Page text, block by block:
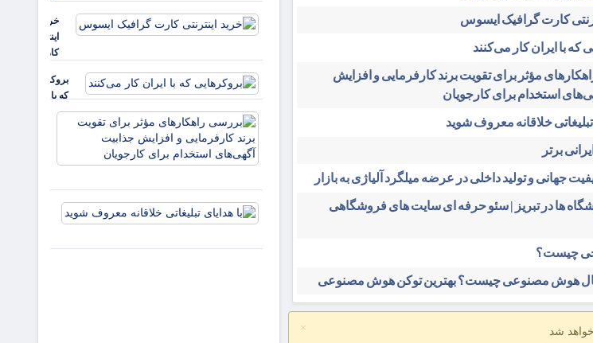
کارت گرافیک ایسوس
که با ایران کار می‌کنند
مؤثر برای تقویت برند کارفرمایی و افزایش
استخدام برای کارجویان
تبلیغاتی خلاقانه معروف شوید
جهانی و تولید داخلی در عرضه میلگرد آلیاژی به بازار
ها در تبریز | سئو حرفه ای سایت های فروشگاهی
چیست؟
هوش مصنوعی چیست؟ بهترین توکن هوش مصنوعی
×
شد
در
استرالیا
خرید
اینترنتی
کارت
ایسوس
بروکرهایی‌
که با ایران
کار می‌کنند